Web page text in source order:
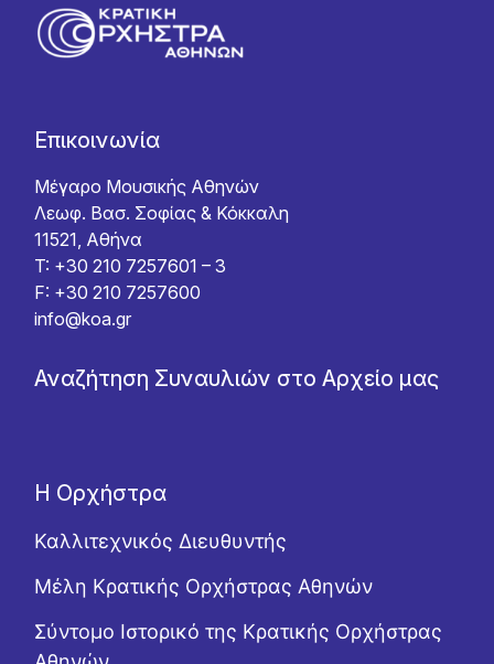
Επικοινωνία
Μέγαρο Μουσικής Αθηνών
Λεωφ. Βασ. Σοφίας & Κόκκαλη
11521, Αθήνα
T: +30 210 7257601 – 3
F: +30 210 7257600
info@koa.gr
Αναζήτηση Συναυλιών στο Αρχείο μας
Η Ορχήστρα
Καλλιτεχνικός Διευθυντής
Μέλη Κρατικής Ορχήστρας Αθηνών
Σύντομο Ιστορικό της Κρατικής Ορχήστρας